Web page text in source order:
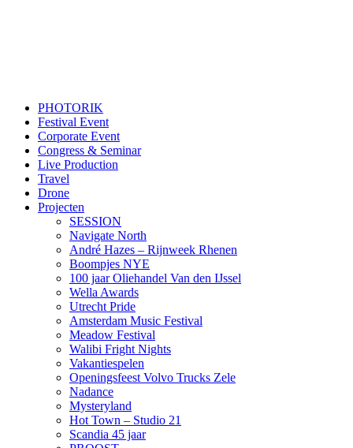
PHOTORIK
Festival Event
Corporate Event
Congress & Seminar
Live Production
Travel
Drone
Projecten
SESSION
Navigate North
André Hazes – Rijnweek Rhenen
Boompjes NYE
100 jaar Oliehandel Van den IJssel
Wella Awards
Utrecht Pride
Amsterdam Music Festival
Meadow Festival
Walibi Fright Nights
Vakantiespelen
Openingsfeest Volvo Trucks Zele
Nadance
Mysteryland
Hot Town – Studio 21
Scandia 45 jaar